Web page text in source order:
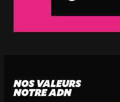
NOS VALEURS
NOTRE ADN